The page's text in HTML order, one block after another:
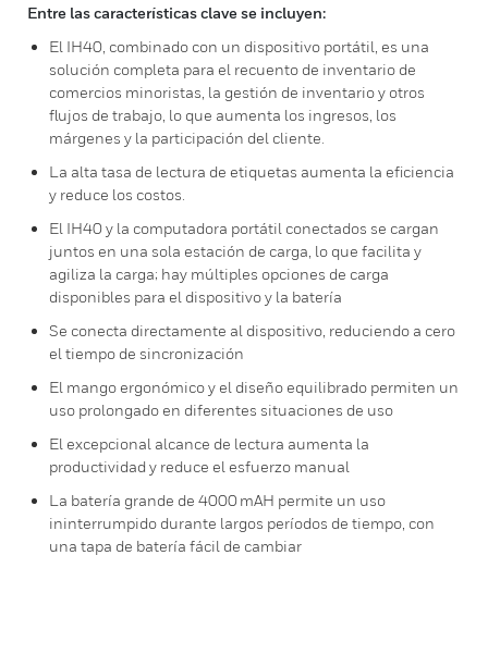
Entre las características clave se incluyen:
El IH40, combinado con un dispositivo portátil, es una
solución completa para el recuento de inventario de
comercios minoristas, la gestión de inventario y otros
flujos de trabajo, lo que aumenta los ingresos, los
márgenes y la participación del cliente.
La alta tasa de lectura de etiquetas aumenta la eficiencia
y reduce los costos.
El IH40 y la computadora portátil conectados se cargan
juntos en una sola estación de carga, lo que facilita y
agiliza la carga; hay múltiples opciones de carga
disponibles para el dispositivo y la batería
Se conecta directamente al dispositivo, reduciendo a cero
el tiempo de sincronización
El mango ergonómico y el diseño equilibrado permiten un
uso prolongado en diferentes situaciones de uso
El excepcional alcance de lectura aumenta la
productividad y reduce el esfuerzo manual
La batería grande de 4000 mAH permite un uso
ininterrumpido durante largos períodos de tiempo, con
una tapa de batería fácil de cambiar